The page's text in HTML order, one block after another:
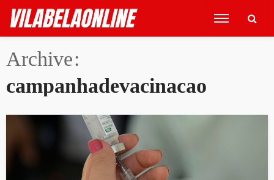
Archive
campanhadevacinacao